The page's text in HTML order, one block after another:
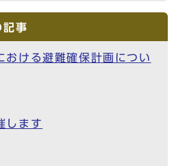
記事
おける避難確保計画につい
します